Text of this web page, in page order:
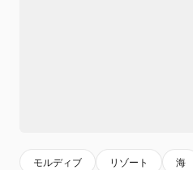
モルディブ リゾート 海